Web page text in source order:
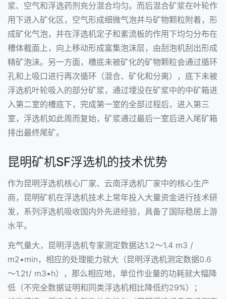
浆、空气和浮选药剂充分混合均匀。而后混合矿浆在叶轮作
用下进入矿化区，空气形成细微气泡并与矿物颗粒附着，形
成矿化气泡，并在浮选机定子和紊流板的作用下均匀分布在
槽体截面上，向上移动形成富集泡沫层，由刮泡机刮出形成
精矿泡沫。另一方面，槽底未被矿化的矿物颗粒会通过循环
孔和上吸口进行再次循环（混合、矿化和分离），底下未被
浮选机叶轮吸入的部分矿浆，通过埋没在矿浆中的中矿箱进
入第二室的槽底下，完成第一室的全部过程后，进入第三
室，浮选机如此周而复始，矿浆通过最后一室后进入尾矿箱
排出最终尾矿。
昆明矿机SF浮选机的技术优势
作为昆明浮选机核心厂家、云南浮选机厂家中的核心生产
商，昆明矿机在浮选机技术上常年投入大量资金进行技术研
发，系列浮选机吸收国内外先进经验，具备了国际稳居上游
水平。
充气量大，昆明浮选机专家测定数据达1.2～1.4 m3 /
m2•min，相应的处理能力就大（昆明浮选机测定数据0.6
～1.2t/ m3•h），那么相应地，单位作业量的功耗就大幅降
低（不完全数据证明和同类浮选机相比降低约29%）；